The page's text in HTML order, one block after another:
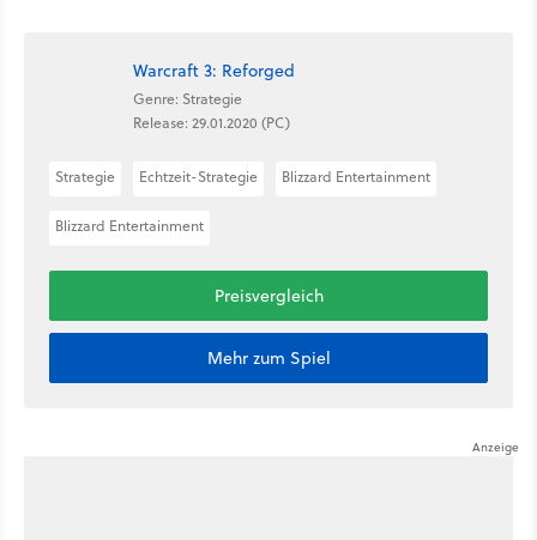
Warcraft 3: Reforged
Genre: Strategie
Release: 29.01.2020 (PC)
Strategie Echtzeit-Strategie Blizzard Entertainment
Blizzard Entertainment
Preisvergleich
Mehr zum Spiel